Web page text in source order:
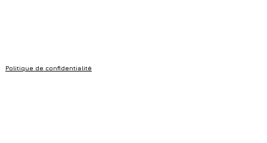
Politique de confidentialité